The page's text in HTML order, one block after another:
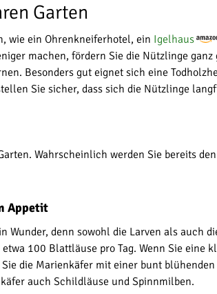
Garten
wie ein Ohrenkneiferhotel, ein Igelhaus
machen, fördern Sie die Nützlinge
Besonders gut eignet sich eine
Sie sicher, dass sich die Nützlinge
Wahrscheinlich werden Sie bereits
Appetit
denn sowohl die Larven als auch
100 Blattläuse pro Tag. Wenn Sie eine
die Marienkäfer mit einer bunt
auch Schildläuse und Spinnmilben.